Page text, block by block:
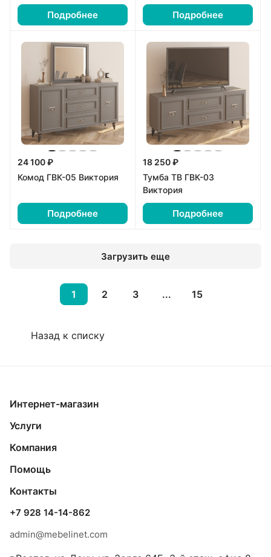
Подробнее Подробнее
24 100 ₽
Комод ГВК-05 Виктория
Подробнее
18 250 ₽
Тумба ТВ ГВК-03
Виктория
Подробнее
Загрузить еще
1 2 3 ... 15
Назад к списку
Интернет-магазин
Услуги
Компания
Помощь
Контакты
+7 928 14-14-862
admin@mebelinet.com